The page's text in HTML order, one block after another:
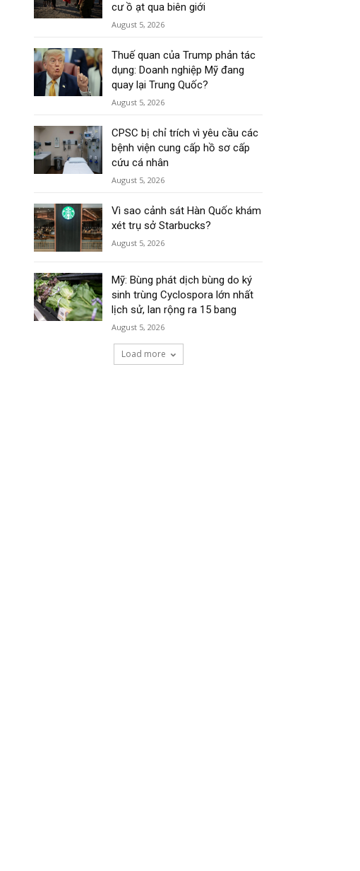
cư ồ ạt qua biên giới
August 5, 2026
Thuế quan của Trump phản tác
dụng: Doanh nghiệp Mỹ đang
quay lại Trung Quốc?
August 5, 2026
CPSC bị chỉ trích vì yêu cầu các
bệnh viện cung cấp hồ sơ cấp
cứu cá nhân
August 5, 2026
Vì sao cảnh sát Hàn Quốc khám
xét trụ sở Starbucks?
August 5, 2026
Mỹ: Bùng phát dịch bùng do ký
sinh trùng Cyclospora lớn nhất
lịch sử, lan rộng ra 15 bang
August 5, 2026
Load more